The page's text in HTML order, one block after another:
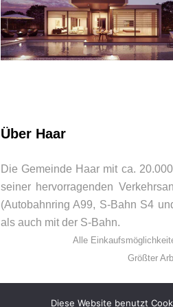
Über Haar
Die Gemeinde Haar mit ca.
seiner hervorragenden
(Autobahnring A99, S-Bahn S4
als auch mit der S-Bahn.
Alle
Größter
Diese Website benutzt